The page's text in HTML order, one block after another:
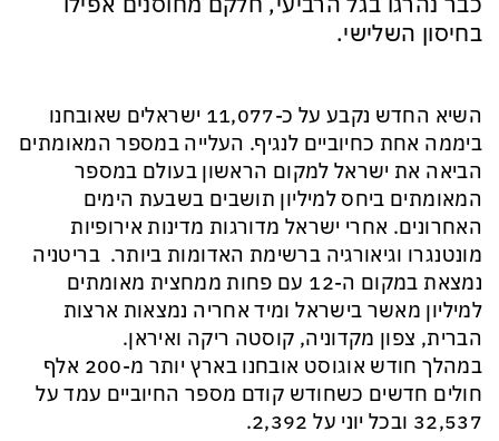
בחיסון השלישי.
השיא החדש נקבע על כ-11,077 ישראלים שאובחנו
ביממה אחת כחיוביים לנגיף. העלייה במספר המאומתים
הביאה את ישראל למקום הראשון בעולם במספר
המאומתים ביחס למיליון תושבים בשבעת הימים
האחרונים. אחרי ישראל מדורגות מדינות אירופיות
מונטנגרו וגיאורגיה ברשימת האדומות ביותר. בריטניה
נמצאת במקום ה-12 עם פחות ממחצית מאומתים
למיליון מאשר בישראל ומיד אחריה נמצאות ארצות
הברית, צפון מקדוניה, קוסטה ריקה ואיראן.
במהלך חודש אוגוסט אובחנו בארץ יותר מ-200 אלף
חולים חדשים כשחודש קודם מספר החיוביים עמד על
32,537 ובכל יוני על 2,392.